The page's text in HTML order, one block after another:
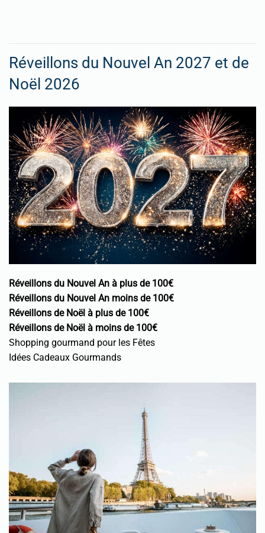
Réveillons du Nouvel An 2027 et de
Noël 2026
Réveillons du Nouvel An à plus de 100€
Réveillons du Nouvel An moins de 100€
Réveillons de Noël à plus de 100€
Réveillons de Noël à moins de 100€
Shopping gourmand pour les Fêtes
Idées Cadeaux Gourmands